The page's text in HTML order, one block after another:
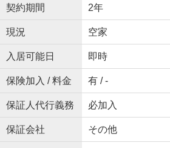
契約期間 2年
現況 空家
入居可能日 即時
保険加入 / 料金 有 / -
保証人代行義務 必加入
保証会社 その他